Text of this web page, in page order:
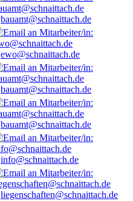
bauamt@schnaittach.de
ewo@schnaittach.de
bauamt@schnaittach.de
bauamt@schnaittach.de
info@schnaittach.de
liegenschaften@schnaittach.de